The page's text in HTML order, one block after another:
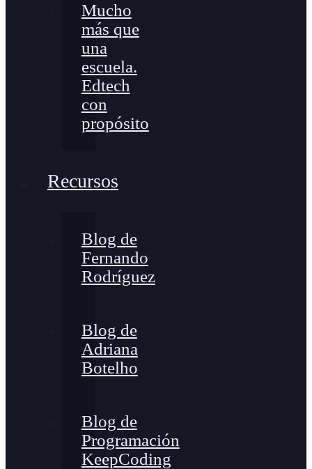
Mucho
más que
una
escuela.
Edtech
con
propósito
Recursos
Blog de
Fernando
Rodríguez
Blog de
Adriana
Botelho
Blog de
Programación
KeepCoding